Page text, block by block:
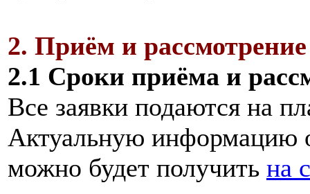
2. Приём и
2.1 Сроки приёма и
Все заявки подаются на
Актуальную информацию
можно будет получить на